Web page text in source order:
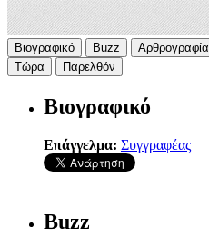
Βιογραφικό Buzz Αρθρογραφία
Τώρα
Παρελθόν
Βιογραφικό
Επάγγελμα: Συγγραφέας
Buzz